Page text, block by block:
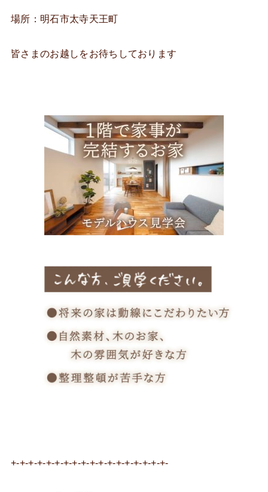
場所：明石市太寺天王町
皆さまのお越しをお待ちしております
+-+-+-+-+-+-+-+-+-+-+-+-+-+-+-+-+-+-